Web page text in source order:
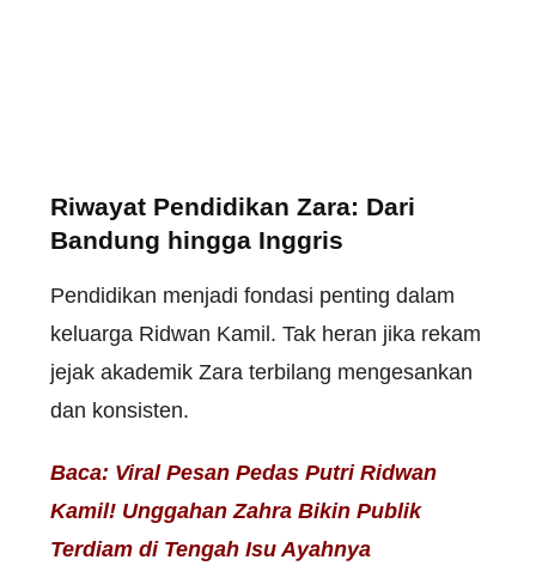
Riwayat Pendidikan Zara: Dari
Bandung hingga Inggris
Pendidikan menjadi fondasi penting dalam
keluarga Ridwan Kamil. Tak heran jika rekam
jejak akademik Zara terbilang mengesankan
dan konsisten.
Baca: Viral Pesan Pedas Putri Ridwan
Kamil! Unggahan Zahra Bikin Publik
Terdiam di Tengah Isu Ayahnya